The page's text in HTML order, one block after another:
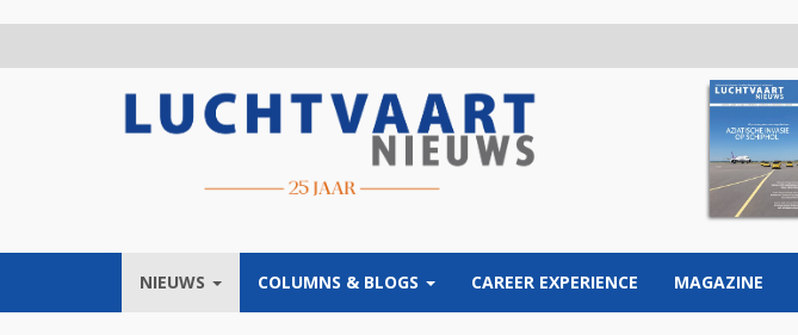
NIEUWS COLUMNS & BLOGS CAREER EXPERIENCE MAGAZINE